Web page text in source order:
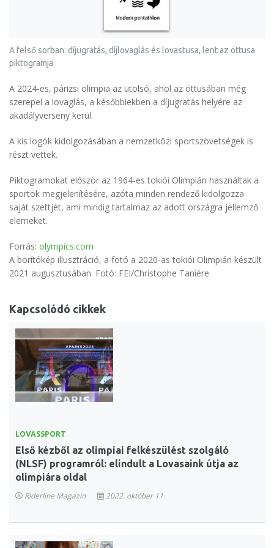
A felső sorban: díjugratás, díjlovaglás és lovastusa, lent az öttusa
piktogramja
A 2024-es, párizsi olimpia az utolsó, ahol az öttusában még
szerepel a lovaglás, a későbbiekben a díjugratás helyére az
akadályverseny kerül.
A kis logók kidolgozásában a nemzetközi sportszövetségek is
részt vettek.
Piktogramokat először az 1964-es tokiói Olimpián használtak a
sportok megjelenítésére, azóta minden rendező kidolgozza
saját szettjét, ami mindig tartalmaz az adott országra jellemző
elemeket.
Forrás: olympics.com
A borítókép illusztráció, a fotó a 2020-as tokiói Olimpián készült
2021 augusztusában. Fotó: FEI/Christophe Taniére
Kapcsolódó cikkek
LOVASSPORT
Első kézből az olimpiai felkészülést szolgáló
(NLSF) programról: elindult a Lovasaink útja az
olimpiára oldal
Riderline Magazin 2022. október 11.